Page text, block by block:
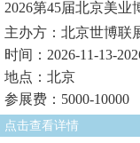
2026第45届北京美业
主办方：北京世博联
时间：2026-11-13-
地点：北京
参展费：5000-10000
点击查看详情